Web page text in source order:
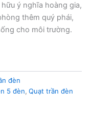
hữu ý nghĩa hoàng gia,
thêm quý phái,
cho môi trường.
đèn
5 đèn, Quạt trần đèn